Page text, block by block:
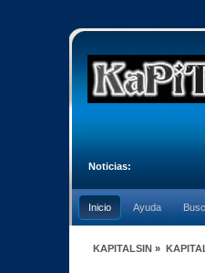
Noticias:
Inicio Ayuda
KAPITALSIN »